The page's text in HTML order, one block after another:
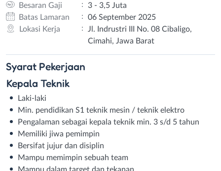
Besaran Gaji
:
3 - 3,5 Juta
Batas Lamaran
:
06 September 2025
Lokasi Kerja
:
Jl. Indrustri III No. 08 Cibaligo,
Cimahi, Jawa Barat
Syarat Pekerjaan
Kepala Teknik
Laki-laki
Min. pendidikan S1 teknik mesin / teknik elektro
Pengalaman sebagai kepala teknik min. 3 s/d 5 tahun
Memiliki jiwa pemimpin
Bersifat jujur dan disiplin
Mampu memimpin sebuah team
Mampu dalam target dan tekanan